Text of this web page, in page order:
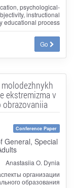
psychological-
instructional
educational process
Go
ekstremizma v
Conference Paper
General, Special
Anastasiia O. Dynia
организации
образования